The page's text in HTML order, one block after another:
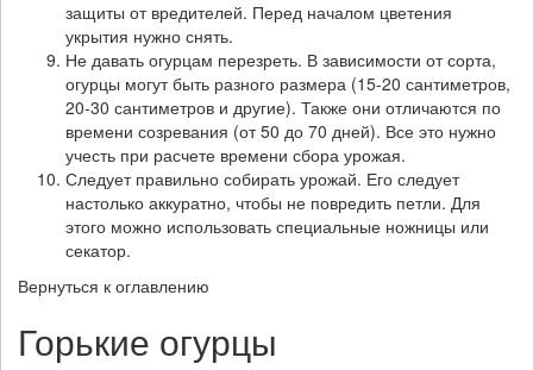
защиты от вредителей. Перед началом цветения
укрытия нужно снять.
Не давать огурцам перезреть. В зависимости от сорта,
огурцы могут быть разного размера (15-20 сантиметров,
20-30 сантиметров и другие). Также они отличаются по
времени созревания (от 50 до 70 дней). Все это нужно
учесть при расчете времени сбора урожая.
Следует правильно собирать урожай. Его следует
настолько аккуратно, чтобы не повредить петли. Для
этого можно использовать специальные ножницы или
секатор.
Вернуться к оглавлению
Горькие огурцы